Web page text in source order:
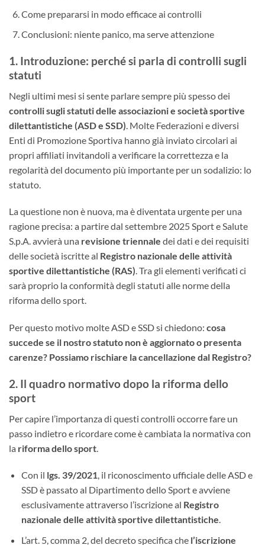
Come prepararsi in modo efficace ai controlli
Conclusioni: niente panico, ma serve attenzione
1. Introduzione: perché si parla di controlli sugli
statuti
Negli ultimi mesi si sente parlare sempre più spesso dei
controlli sugli statuti delle associazioni e società sportive
dilettantistiche (ASD e SSD) . Molte Federazioni e diversi
Enti di Promozione Sportiva hanno già inviato circolari ai
propri affiliati invitandoli a verificare la correttezza e la
regolarità del documento più importante per un sodalizio: lo
statuto.
La questione non è nuova, ma è diventata urgente per una
ragione precisa: a partire dal settembre 2025 Sport e Salute
S.p.A. avvierà una revisione triennale dei dati e dei requisiti
delle società iscritte al Registro nazionale delle attività
sportive dilettantistiche (RAS). Tra gli elementi verificati ci
sarà proprio la conformità degli statuti alle norme della
riforma dello sport.
Per questo motivo molte ASD e SSD si chiedono: cosa
succede se il nostro statuto non è aggiornato o presenta
carenze? Possiamo rischiare la cancellazione dal Registro?
2. Il quadro normativo dopo la riforma dello
sport
Per capire l’importanza di questi controlli occorre fare un
passo indietro e ricordare come è cambiata la normativa con
la riforma dello sport
Con il lgs. 39/2021, il riconoscimento ufficiale delle ASD e
SSD è passato al Dipartimento dello Sport e avviene
esclusivamente attraverso l’iscrizione al Registro
nazionale delle attività sportive dilettantistiche.
L’art. 5, comma 2, del decreto specifica che l’iscrizione